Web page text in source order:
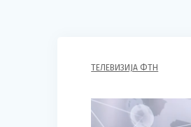
ТЕЛЕВИЗИЈА ФТН